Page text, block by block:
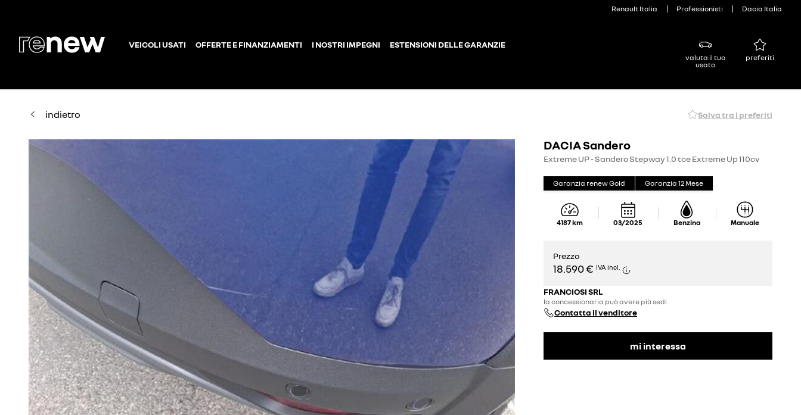
Renault Italia Professionisti Dacia Italia
VEICOLI USATI OFFERTE E FINANZIAMENTI I NOSTRI IMPEGNI ESTENSIONI DELLE GARANZIE
valuta il tuo
usato
preferiti
indietro Salva tra i preferiti
DACIA Sandero
Extreme UP - Sandero Stepway 1.0 tce Extreme Up 110cv
Garanzia renew Gold Garanzia 12Mese
4187km 03/2025 Benzina Manuale
Prezzo
18.590 € IVA incl.
FRANCIOSI SRL
la concessionaria può avere più sedi
Contatta il venditore
mi interessa